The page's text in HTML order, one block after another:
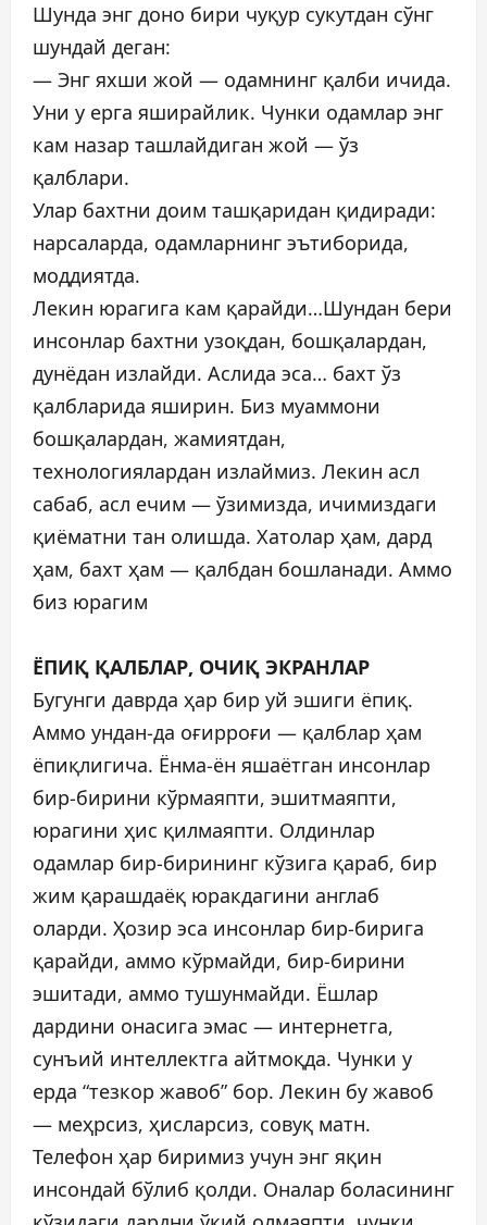
Шунда энг доно бири чуқур сукутдан сўнг
шундай деган:
— Энг яхши жой — одамнинг қалби ичида.
Уни у ерга яширайлик. Чунки одамлар энг
кам назар ташлайдиган жой — ўз
қалблари.
Улар бахтни доим ташқаридан қидиради:
нарсаларда, одамларнинг эътиборида,
моддиятда.
Лекин юрагига кам қарайди…Шундан бери
инсонлар бахтни узоқдан, бошқалардан,
дунёдан излайди. Аслида эса… бахт ўз
қалбларида яширин. Биз муаммони
бошқалардан, жамиятдан,
технологиялардан излаймиз. Лекин асл
сабаб, асл ечим — ўзимизда, ичимиздаги
қиёматни тан олишда. Хатолар ҳам, дард
ҳам, бахт ҳам — қалбдан бошланади. Аммо
биз юрагим
ЁПИҚ ҚАЛБЛАР, ОЧИҚ ЭКРАНЛАР
Бугунги даврда ҳар бир уй эшиги ёпиқ.
Аммо ундан-да оғирроғи — қалблар ҳам
ёпиқлигича. Ёнма-ён яшаётган инсонлар
бир-бирини кўрмаяпти, эшитмаяпти,
юрагини ҳис қилмаяпти. Олдинлар
одамлар бир-бирининг кўзига қараб, бир
жим қарашдаёқ юракдагини англаб
оларди. Ҳозир эса инсонлар бир-бирига
қарайди, аммо кўрмайди, бир-бирини
эшитади, аммо тушунмайди. Ёшлар
дардини онасига эмас — интернетга,
сунъий интеллектга айтмоқда. Чунки у
ерда “тезкор жавоб” бор. Лекин бу жавоб
— меҳрсиз, ҳисларсиз, совуқ матн.
Телефон ҳар биримиз учун энг яқин
инсондай бўлиб қолди. Оналар боласининг